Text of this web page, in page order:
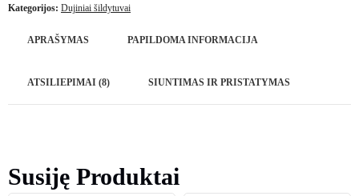
Kategorijos: Dujiniai šildytuvai
APRAŠYMAS PAPILDOMA INFORMACIJA
ATSILIEPIMAI (8) SIUNTIMAS IR PRISTATYMAS
Susiję Produktai